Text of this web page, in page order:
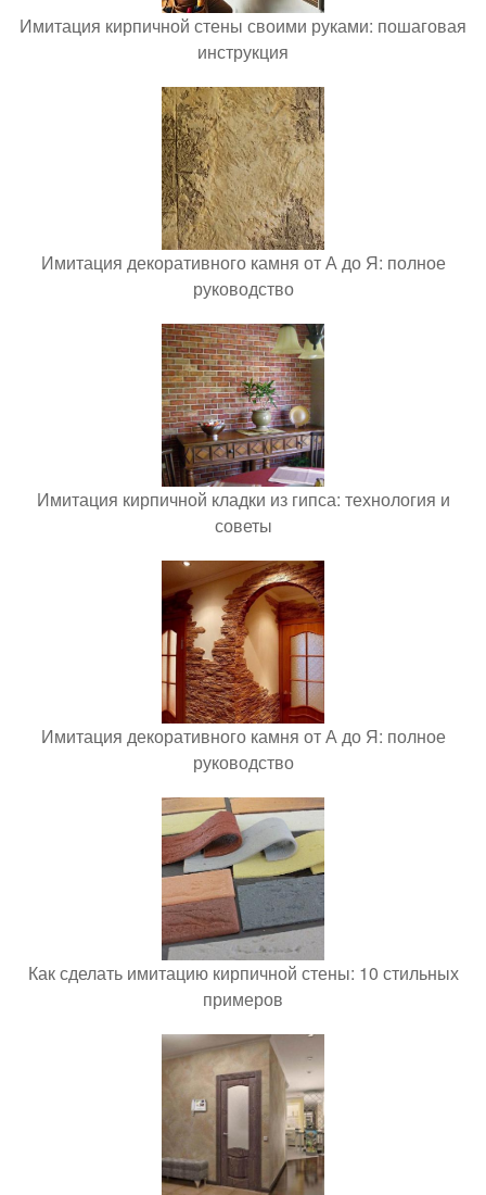
Имитация кирпичной стены своими руками: пошаговая
инструкция
Имитация декоративного камня от А до Я: полное
руководство
Имитация кирпичной кладки из гипса: технология и
советы
Имитация декоративного камня от А до Я: полное
руководство
Как сделать имитацию кирпичной стены: 10 стильных
примеров